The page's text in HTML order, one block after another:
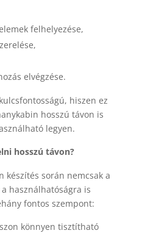
felhelyezése,
elvégzése.
hiszen ez
hosszú távon is
legyen.
hosszú távon?
készítés során nemcsak a
használhatóságra is
fontos szempont:
könnyen tisztítható